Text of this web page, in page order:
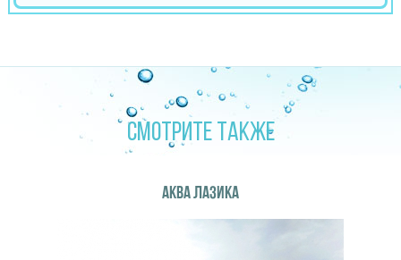
СМОТРИТЕ ТАКЖЕ
АКВА ЛАЗИКА